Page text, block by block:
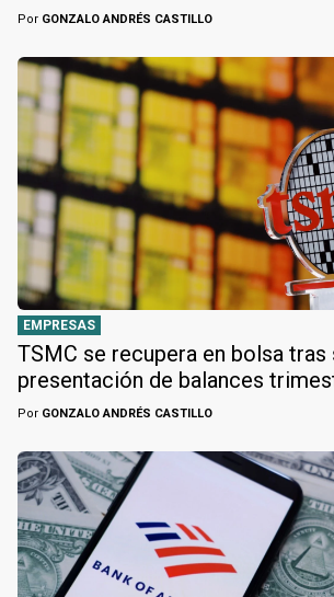
Por GONZALO ANDRÉS CASTILLO
EMPRESAS
TSMC se recupera en bolsa tras
presentación de balances
Por GONZALO ANDRÉS CASTILLO